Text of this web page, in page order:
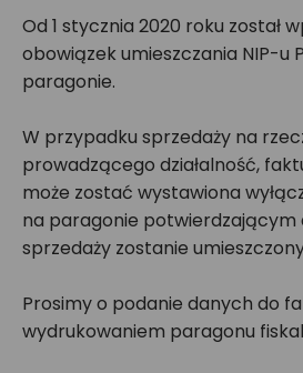
Od 1 stycznia 2020 roku został
obowiązek umieszczania NIP-u
paragonie.
W przypadku sprzedaży na
prowadzącego działalność,
może zostać wystawiona
na paragonie potwierdzającym
sprzedaży zostanie
Prosimy o podanie danych do
wydrukowaniem paragonu